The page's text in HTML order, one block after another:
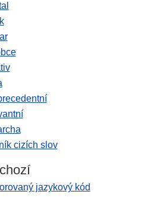
cizích slov
jazykový kód